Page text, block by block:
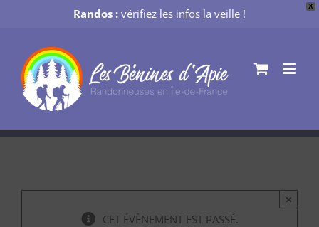
X
Randos : vérifiez les infos la veille !
contenu
CET ÉVÈNEMENT EST PASSÉ.
×